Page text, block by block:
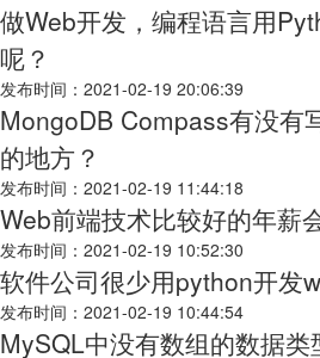
做Web开发，编程语言用
呢？
发布时间：2021-02-19 20:06:39
MongoDB Compass有没有
的地方？
发布时间：2021-02-19 11:44:18
Web前端技术比较好的年薪
发布时间：2021-02-19 10:52:30
软件公司很少用python开发
发布时间：2021-02-19 10:44:54
MySQL中没有数组的数据类